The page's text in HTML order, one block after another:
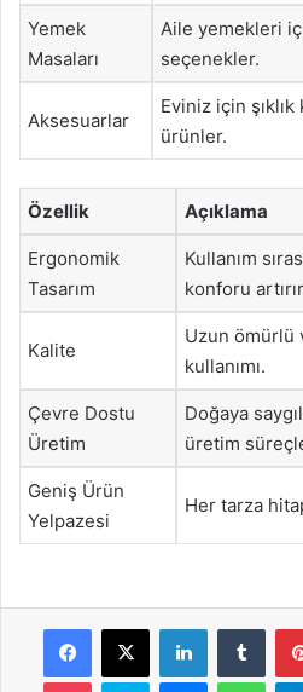
Yemek
Masaları
Aile yemekleri
seçenekler.
Aksesuarlar
Eviniz için
ürünler.
Özellik Açıklama
Ergonomik
Tasarım
Kullanım
konforu
Kalite
Uzun ömürlü
kullanımı.
Çevre Dostu
Üretim
Doğaya
üretim
Geniş Ürün
Yelpazesi
Her tarza
Facebook
X LinkedIn
Pocket Skype Messenger